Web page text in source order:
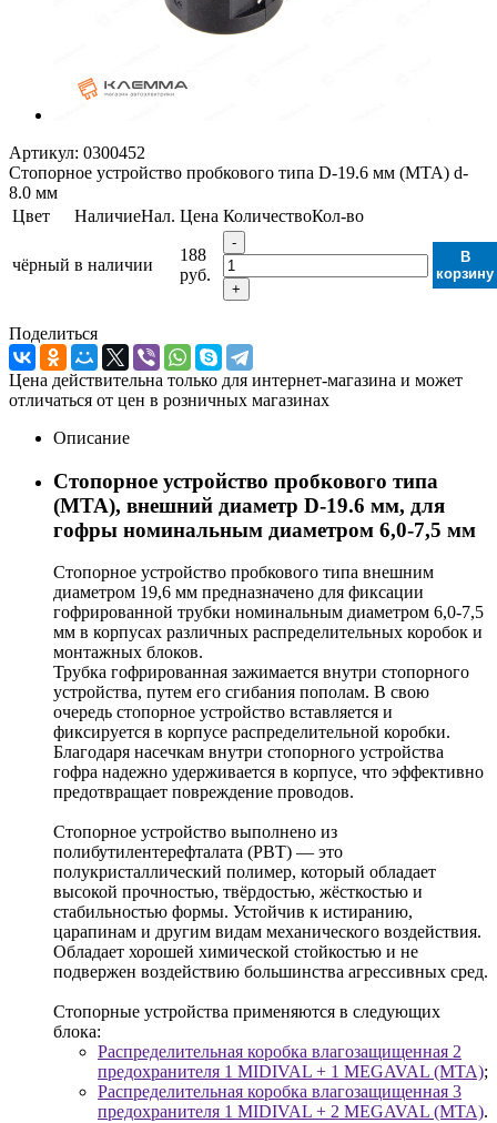
Артикул: 0300452
Стопорное устройство пробкового типа D-19.6 мм (MTA) d-
8.0 мм
Цвет
НаличиеНал. Цена КоличествоКол-во
чёрный в наличии
188
руб.
-
+
В
корзину
Поделиться
Цена действительна только для интернет-магазина и может
отличаться от цен в розничных магазинах
Описание
Стопорное устройство пробкового типа
(MTA), внешний диаметр D-19.6 мм, для
гофры номинальным диаметром 6,0-7,5 мм
Стопорное устройство пробкового типа внешним
диаметром 19,6 мм предназначено для фиксации
гофрированной трубки номинальным диаметром 6,0-7,5
мм в корпусах различных распределительных коробок и
монтажных блоков.
Трубка гофрированная зажимается внутри стопорного
устройства, путем его сгибания пополам. В свою
очередь стопорное устройство вставляется и
фиксируется в корпусе распределительной коробки.
Благодаря насечкам внутри стопорного устройства
гофра надежно удерживается в корпусе, что эффективно
предотвращает повреждение проводов.
Стопорное устройство выполнено из
полибутилентерефталата (PBT) — это
полукристаллический полимер, который обладает
высокой прочностью, твёрдостью, жёсткостью и
стабильностью формы. Устойчив к истиранию,
царапинам и другим видам механического воздействия.
Обладает хорошей химической стойкостью и не
подвержен воздействию большинства агрессивных сред.
Стопорные устройства применяются в следующих
блока:
Распределительная коробка влагозащищенная 2
предохранителя 1 MIDIVAL + 1 MEGAVAL (MTA);
Распределительная коробка влагозащищенная 3
предохранителя 1 MIDIVAL + 2 MEGAVAL (MTA).